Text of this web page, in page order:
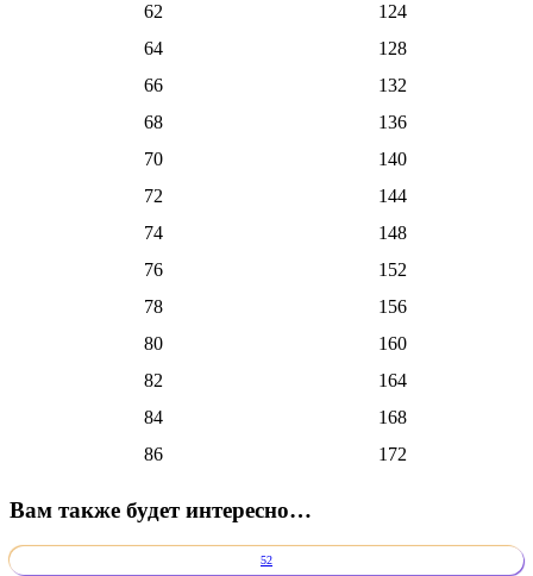
62
124
64
128
66
132
68
136
70
140
72
144
74
148
76
152
78
156
80
160
82
164
84
168
86
172
Вам также будет интересно…
52